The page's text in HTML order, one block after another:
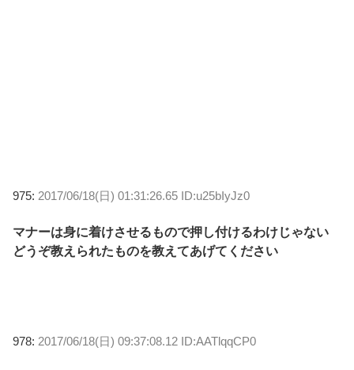
975: 2017/06/18(日) 01:31:26.65 ID:u25bIyJz0
マナーは身に着けさせるもので押し付けるわけじゃない
どうぞ教えられたものを教えてあげてください
978: 2017/06/18(日) 09:37:08.12 ID:AATlqqCP0